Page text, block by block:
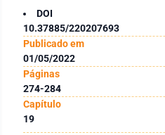
DOI
10.37885/220207693
Publicado em
01/05/2022
Páginas
274-284
Capítulo
19